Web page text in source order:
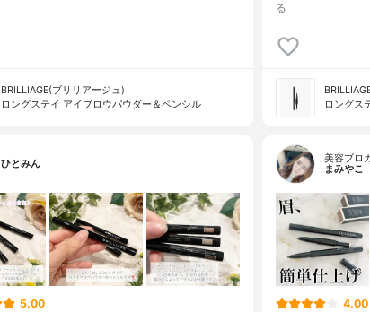
BRILLIAGE(ブリリアージュ)
ロングステイ アイブロウパウダー＆ペンシル
る
ロングス
ひとみん
5.00
美容ブロ
まみやこ
4.00